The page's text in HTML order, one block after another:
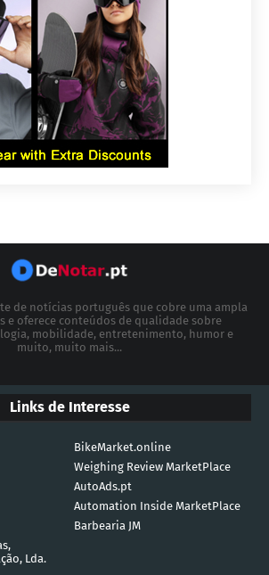
de notícias português que cobre uma ampla
e oferece conteúdos de qualidade sobre
mobilidade, entretenimento, humor e
muito, muito mais...
Links de Interesse
BikeMarket.online
Weighing Review MarketPlace
AutoAds.pt
Automation Inside MarketPlace
Barbearia JM
Lda.